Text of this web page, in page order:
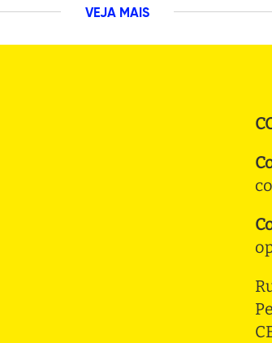
VEJA MAIS